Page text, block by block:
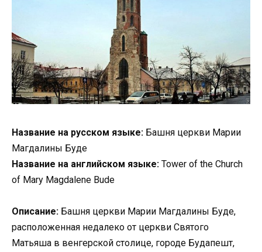
Название на русском языке: Башня церкви Марии
Магдалины Буде
Название на английском языке: Tower of the Church
of Mary Magdalene Bude
Описание: Башня церкви Марии Магдалины Буде,
расположенная недалеко от церкви Святого
Матьяша в венгерской столице, городе Будапешт,